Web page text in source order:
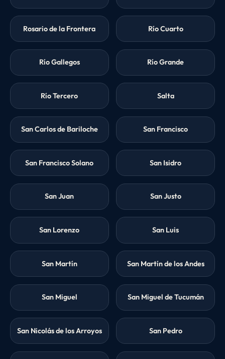
Rosario de la Frontera Río Cuarto
Río Gallegos Río Grande
Río Tercero Salta
San Carlos de Bariloche San Francisco
San Francisco Solano San Isidro
San Juan San Justo
San Lorenzo San Luis
San Martín San Martín de los Andes
San Miguel San Miguel de Tucumán
San Nicolás de los Arroyos San Pedro